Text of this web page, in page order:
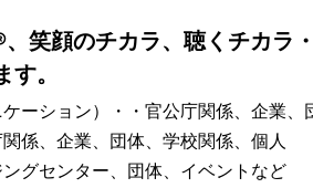
笑顔のチカラ、聴くチカラ
。
ーション）・・官公庁関係、企業、
係、企業、団体、学校関係、個人
グセンター、団体、イベントなど